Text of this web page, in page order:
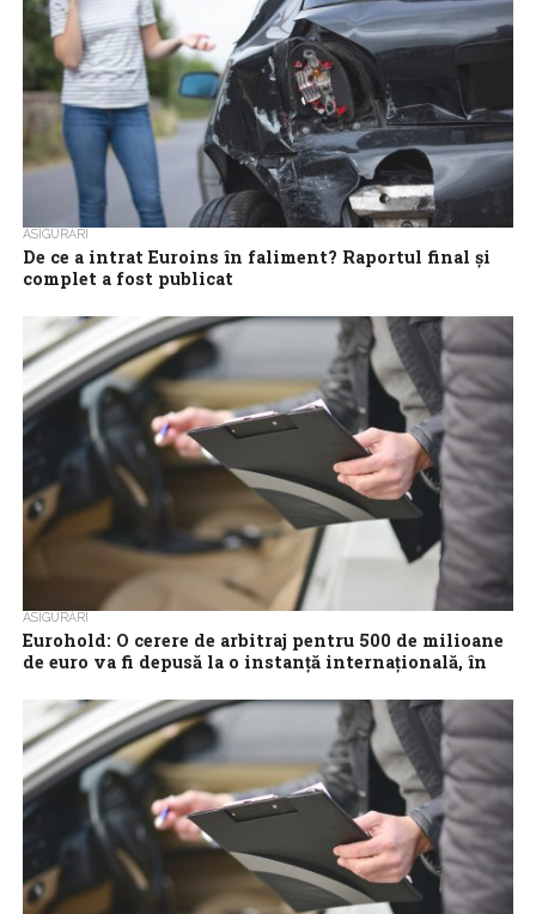
ASIGURĂRI
De ce a intrat Euroins în faliment? Raportul final și
complet a fost publicat
finalizat raportul privind cauzele falimentului Euroins și a
identificat o serie de elemente...
ASIGURĂRI
Eurohold: O cerere de arbitraj pentru 500 de milioane
de euro va fi depusă la o instanţă internaţională, în
Eurohold şi EIG au intentat un proces la Curtea Europeană a
Drepturilor Omului şi pregătesc o cerere de arbitraj pentru
suma de...